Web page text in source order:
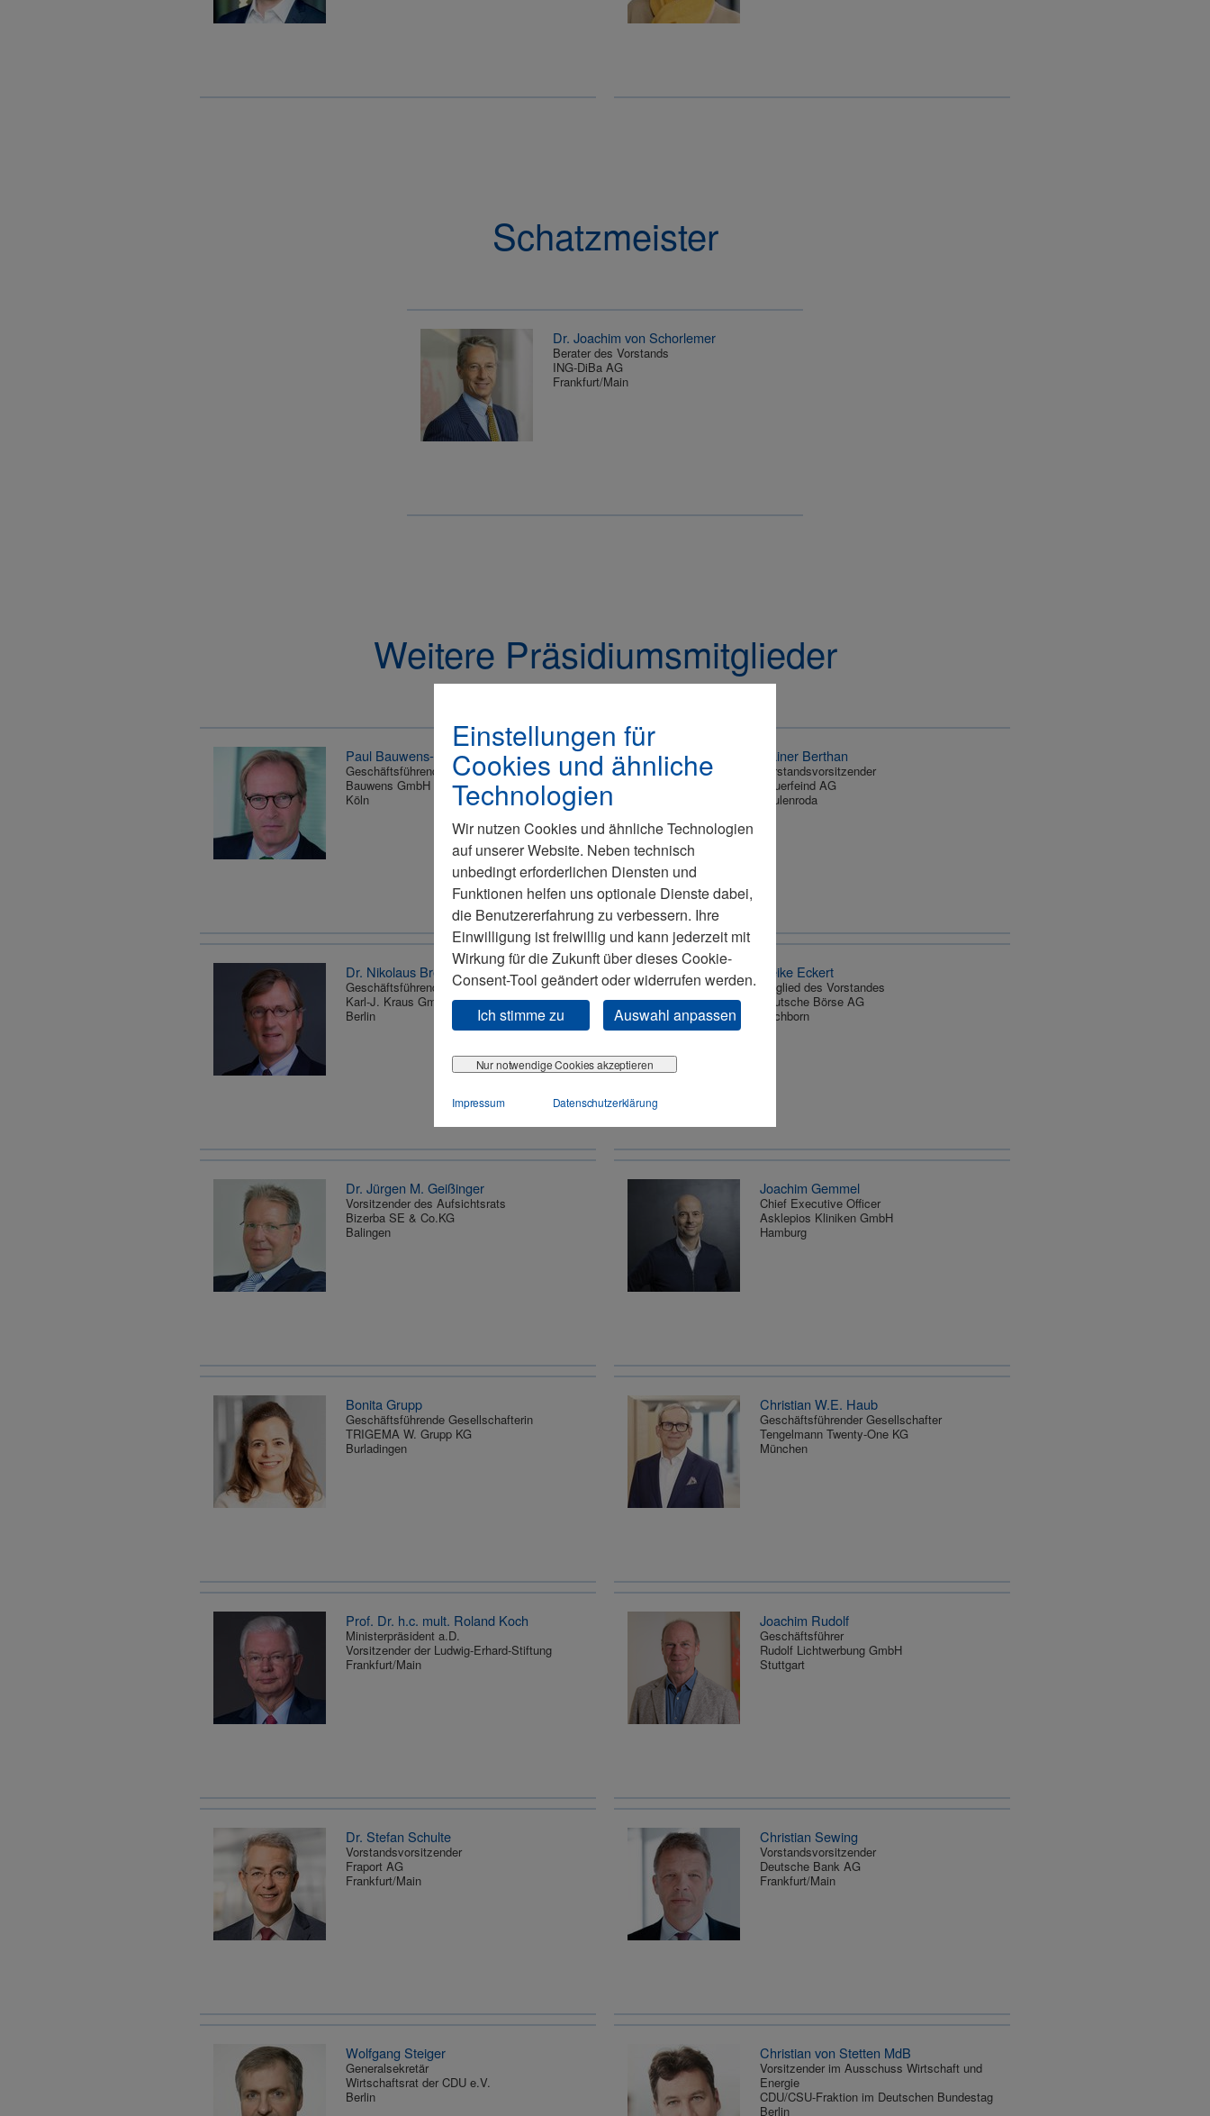
Einstellungen für
Cookies und ähnliche
Technologien
Wir nutzen Cookies und ähnliche Technologien
auf unserer Website. Neben technisch
unbedingt erforderlichen Diensten und
Funktionen helfen uns optionale Dienste dabei,
die Benutzererfahrung zu verbessern. Ihre
Einwilligung ist freiwillig und kann jederzeit mit
Wirkung für die Zukunft über dieses Cookie-
Consent-Tool geändert oder widerrufen werden.
Ich stimme zu
Auswahl anpassen
Nur notwendige Cookies akzeptieren
Impressum Datenschutzerklärung
Schatzmeister
Dr. Joachim von Schorlemer
Berater des Vorstands
ING-DiBa AG
Frankfurt/Main
Weitere Präsidiumsmitglieder
Paul Bauwens-Adenauer
Geschäftsführender Gesellschafter
Bauwens GmbH & Co. KG
Köln
Rainer Berthan
Vorstandsvorsitzender
Bauerfeind AG
Zeulenroda
Dr. Nikolaus Breuel
Geschäftsführender Gesellschafter
Karl-J. Kraus GmbH
Berlin
Heike Eckert
Mitglied des Vorstandes
Deutsche Börse AG
Eschborn
Dr. Jürgen M. Geißinger
Vorsitzender des Aufsichtsrats
Bizerba SE & Co.KG
Balingen
Joachim Gemmel
Chief Executive Officer
Asklepios Kliniken GmbH
Hamburg
Bonita Grupp
Geschäftsführende Gesellschafterin
TRIGEMA W. Grupp KG
Burladingen
Christian W.E. Haub
Geschäftsführender Gesellschafter
Tengelmann Twenty-One KG
München
Prof. Dr. h.c. mult. Roland Koch
Ministerpräsident a.D.
Vorsitzender der Ludwig-Erhard-Stiftung
Frankfurt/Main
Joachim Rudolf
Geschäftsführer
Rudolf Lichtwerbung GmbH
Stuttgart
Dr. Stefan Schulte
Vorstandsvorsitzender
Fraport AG
Frankfurt/Main
Christian Sewing
Vorstandsvorsitzender
Deutsche Bank AG
Frankfurt/Main
Wolfgang Steiger
Generalsekretär
Wirtschaftsrat der CDU e.V.
Berlin
Christian von Stetten MdB
Vorsitzender im Ausschuss Wirtschaft und
Energie
CDU/CSU-Fraktion im Deutschen Bundestag
Berlin